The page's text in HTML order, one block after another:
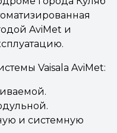
AviMet и
Vaisala AviMet:
и системную